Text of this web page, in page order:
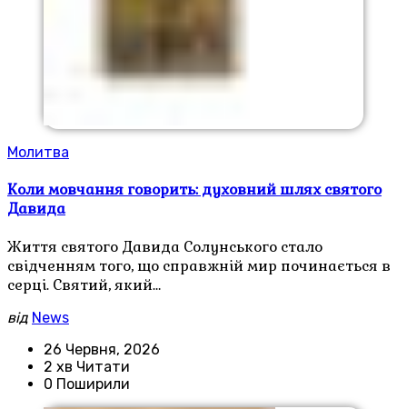
Молитва
Коли мовчання говорить: духовний шлях святого
Давида
Життя святого Давида Солунського стало
свідченням того, що справжній мир починається в
серці. Святий, який…
від News
26 Червня, 2026
2 хв Читати
0 Поширили